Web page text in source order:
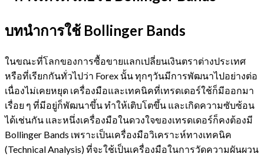
บทนำการใช้ Bollinger Bands
ในขณะที่โลกของการซื้อขายแลกเปลี่ยนเงินตราต่างประเทศ
หรือที่เรียกกันทั่วไปว่า Forex นั้น ทุกๆวันมีการพัฒนาไปอย่างต่อ
เนื่องไม่เคยหยุด เครื่องมือและเทคนิคที่เทรดเดอร์ใช้ก็มีออกมา
เรื่อย ๆ ที่มีอยู่ก็พัฒนาขึ้น ทำให้เติบโตขึ้น และเกิดความซับซ้อน
ได้เช่นกัน และหนึ่งเครื่องมือในดวงใจของเทรดเดอร์ก็คงต้องมี
Bollinger Bands เพราะเป็นเครื่องมือวิเคราะห์ทางเทคนิค
(Technical Analysis) ที่จะใช้เป็นเครื่องมือในการวัดความผันผวน